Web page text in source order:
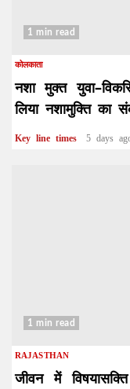
1 min read
कोलकाता
नशा मुक्त
लिया नशामुक्ति का
Key line times 5 days
1 min read
RAJASTHAN
जीवन में